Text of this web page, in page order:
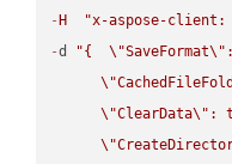
- H
"x-aspose-client:
-d "{ \"SaveFormat\"
\"
\"ClearData\" :
\"